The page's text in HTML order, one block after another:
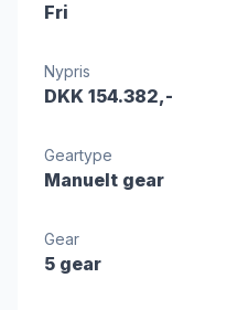
Fri
Nypris
DKK 154.382,-
Geartype
Manuelt gear
Gear
5 gear